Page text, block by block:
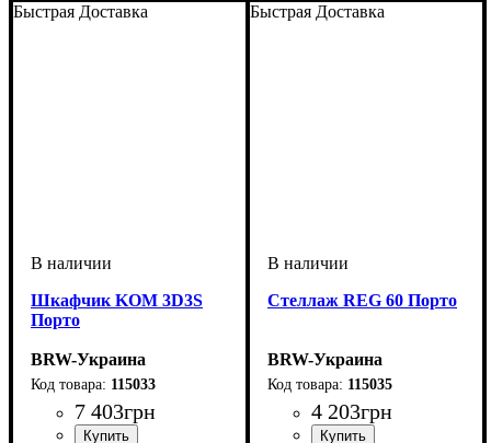
Быстрая Доставка
Шкафчик KOM 3D3S
Порто
BRW-Украина
115033
7 403грн
Быстрая Доставка
Стеллаж REG 60 Порто
BRW-Украина
115035
4 203грн